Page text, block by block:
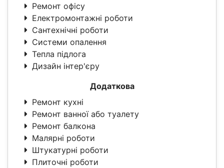
Ремонт офісу
Електромонтажні роботи
Сантехнічні роботи
Системи опалення
Тепла підлога
Дизайн інтер'єру
Додаткова
Ремонт кухні
Ремонт ванної або туалету
Ремонт балкона
Малярні роботи
Штукатурні роботи
Плиточні роботи